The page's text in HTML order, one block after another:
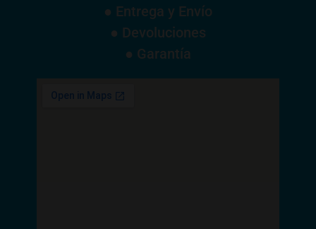
● Entrega y Envío
● Devoluciones
● Garantía